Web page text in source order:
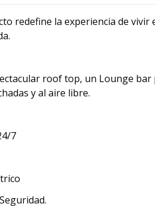
redefine la experiencia de
roof top, un Lounge
y al aire libre.
7